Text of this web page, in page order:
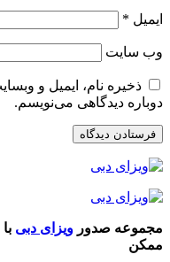
ایمیل *
وب‌ سایت
ذخیره نام، ایمیل و
دوباره دیدگاهی می‌نویسم.
مجموعه صدور ویزای دبی
ممکن